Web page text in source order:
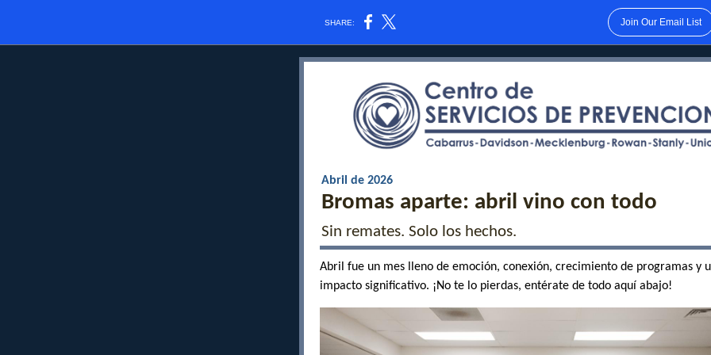
SHARE: Join Our Email List
Abril de 2026
Bromas aparte: abril vino con todo
Sin remates. Solo los hechos.
Abril fue un mes lleno de emoción, conexión, crecimiento de programas y
impacto significativo. ¡No te lo pierdas, entérate de todo aquí abajo!